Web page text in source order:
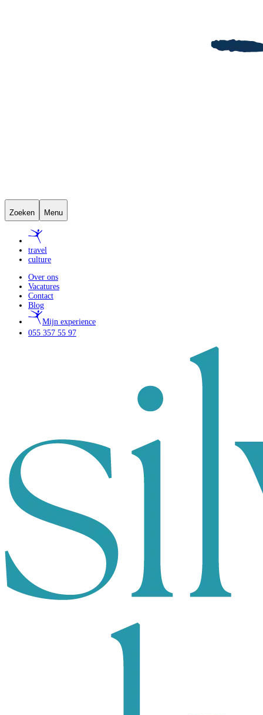
Zoeken Menu
travel
culture
Over ons
Vacatures
Contact
Blog
Mijn experience
055 357 55 97